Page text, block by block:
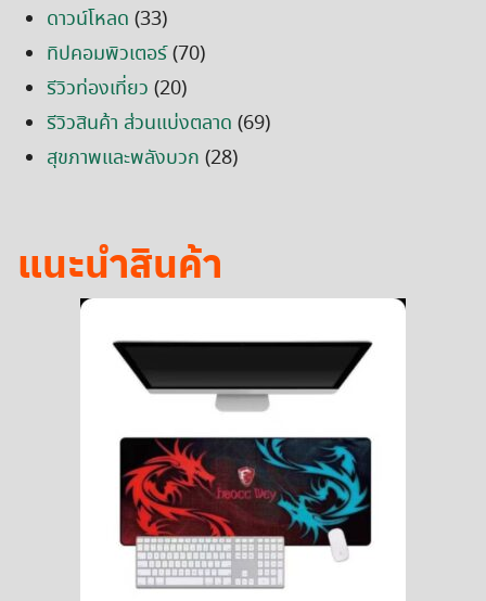
ดาวน์โหลด (33)
ทิปคอมพิวเตอร์(70)
รีวิวท่องเที่ยว (20)
รีวิวสินค้า ส่วนแบ่งตลาด (69)
สุขภาพและพลังบวก (28)
แนะนำสินค้า